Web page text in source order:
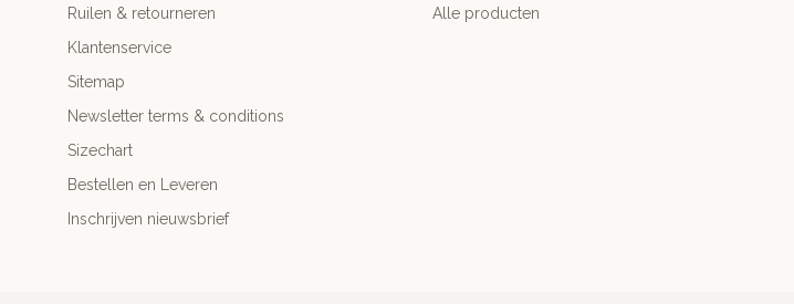
Ruilen & retourneren
Klantenservice
Sitemap
Newsletter terms & conditions
Sizechart
Bestellen en Leveren
Inschrijven nieuwsbrief
Alle producten